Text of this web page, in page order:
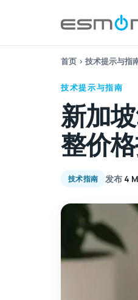
首页 › 技术提示与指
技术提示与指南
新加
整价
技术指南 发布 4